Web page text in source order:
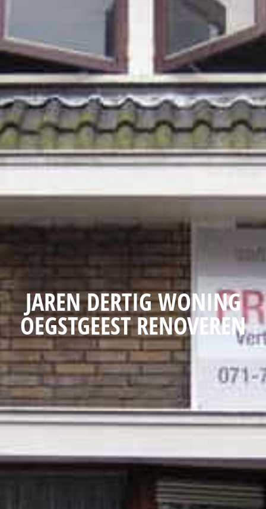
JAREN DERTIG WONING
OEGSTGEEST RENOVEREN